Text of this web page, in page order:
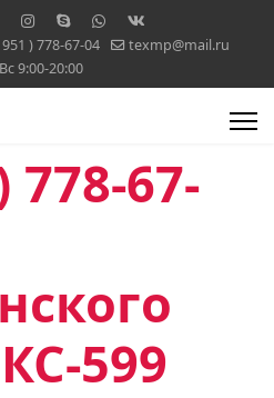
) 778-67-04
texmp@mail.ru
9:00-20:00
778-67-
599